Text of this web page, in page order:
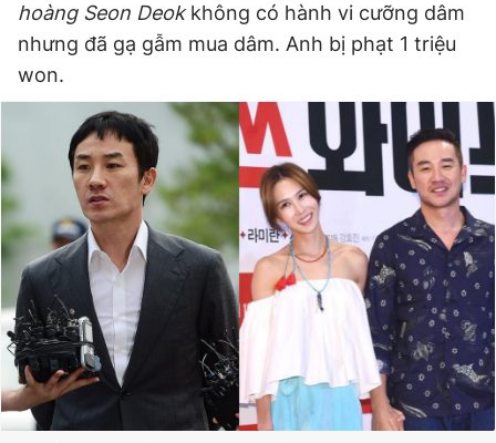
hoàng Seon Deokkhông có hành vi cưỡng dâm
nhưng đã gạ gẫm mua dâm. Anh bị phạt 1 triệu
won.